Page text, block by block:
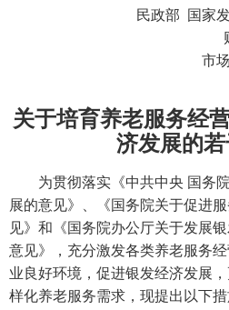
民政部 国家
市
关于培育养老服务经
济发展的
为贯彻落实《中共中央 国务
展的意见》、《国务院关于促进
见》和《国务院办公厅关于发展
意见》，充分激发各类养老服务
业良好环境，促进银发经济发展
样化养老服务需求，现提出以下措